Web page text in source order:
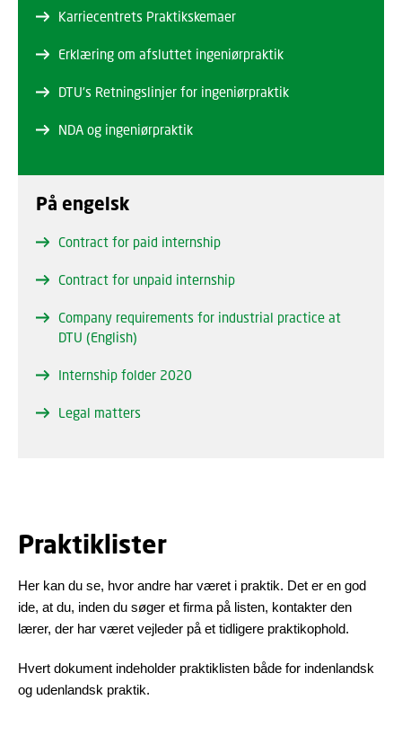
Karriecentrets Praktikskemaer
Erklæring om afsluttet ingeniørpraktik
DTU's Retningslinjer for ingeniørpraktik
NDA og ingeniørpraktik
På engelsk
Contract for paid internship
Contract for unpaid internship
Company requirements for industrial practice at
DTU (English)
Internship folder 2020
Legal matters
Praktiklister
Her kan du se, hvor andre har været i praktik. Det er en god
ide, at du, inden du søger et firma på listen, kontakter den
lærer, der har været vejleder på et tidligere praktikophold.
Hvert dokument indeholder praktiklisten både for indenlandsk
og udenlandsk praktik.